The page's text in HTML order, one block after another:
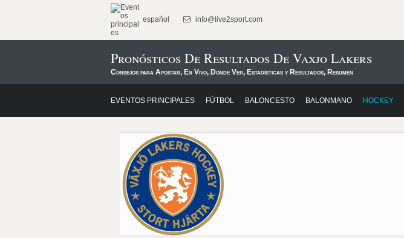
español info@live2sport.com
Pronósticos De Resultados De Vaxjo Lakers
Consejos para Apostar, En Vivo, Dónde Ver, Estadísticas y Resultados, Resumen
EVENTOS PRINCIPALES FÚTBOL BALONCESTO BALONMANO HOCKEY